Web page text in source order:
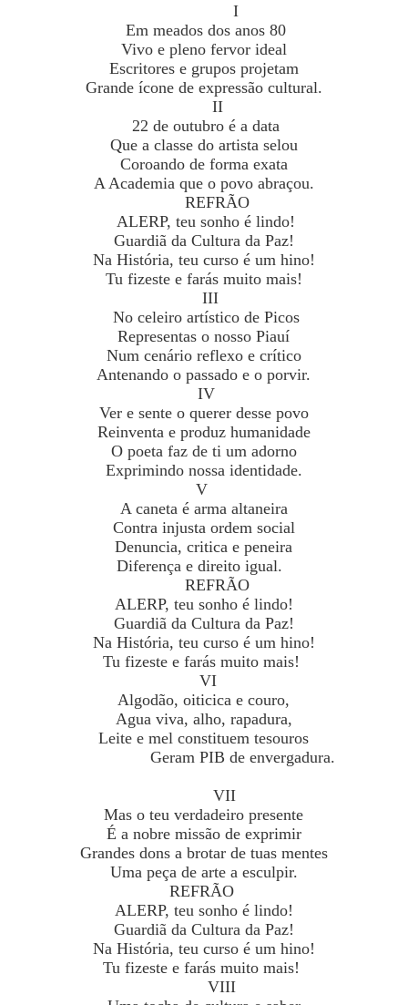
I
Em meados dos anos 80
Vivo e pleno fervor ideal
Escritores e grupos projetam
Grande ícone de expressão cultural.
II
22 de outubro é a data
Que a classe do artista selou
Coroando de forma exata
A Academia que o povo abraçou.
REFRÃO
ALERP, teu sonho é lindo!
Guardiã da Cultura da Paz!
Na História, teu curso é um hino!
Tu fizeste e farás muito mais!
III
No celeiro artístico de Picos
Representas o nosso Piauí
Num cenário reflexo e crítico
Antenando o passado e o porvir.
IV
Ver e sente o querer desse povo
Reinventa e produz humanidade
O poeta faz de ti um adorno
Exprimindo nossa identidade.
V
A caneta é arma altaneira
Contra injusta ordem social
Denuncia, critica e peneira
Diferença e direito igual.
REFRÃO
ALERP, teu sonho é lindo!
Guardiã da Cultura da Paz!
Na História, teu curso é um hino!
Tu fizeste e farás muito mais!
VI
Algodão, oiticica e couro,
Agua viva, alho, rapadura,
Leite e mel constituem tesouros
Geram PIB de envergadura.
VII
Mas o teu verdadeiro presente
É a nobre missão de exprimir
Grandes dons a brotar de tuas mentes
Uma peça de arte a esculpir.
REFRÃO
ALERP, teu sonho é lindo!
Guardiã da Cultura da Paz!
Na História, teu curso é um hino!
Tu fizeste e farás muito mais!
VIII